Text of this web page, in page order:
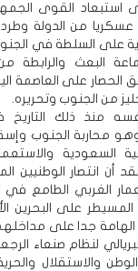
استبعاد القوى
من الدولة
على السلطة في
البعث والرابطة
الحصار على العاصمة
من الجنوب وتحريره.
منذ ذلك
وهو محاربة الجنوب
السعودية
أن انتصار الوطنيين
الغربي الطامع
المسيطر على البحرين
جدا على
لنظام صنعاء
والاستقلال